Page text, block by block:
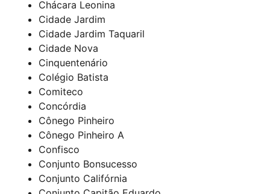
Chácara Leonina
Cidade Jardim
Cidade Jardim Taquaril
Cidade Nova
Cinquentenário
Colégio Batista
Comiteco
Concórdia
Cônego Pinheiro
Cônego Pinheiro A
Confisco
Conjunto Bonsucesso
Conjunto Califórnia